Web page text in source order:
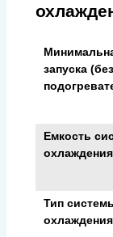
запуска (без
Емкость
охлаждения
Тип
охлаждения